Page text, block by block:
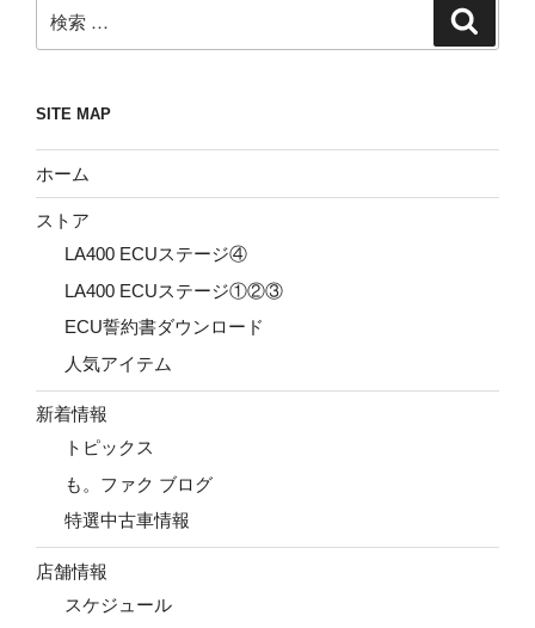
索:
SITE MAP
ホーム
ストア
LA400 ECUステージ④
LA400 ECUステージ①②③
ECU誓約書ダウンロード
人気アイテム
新着情報
トピックス
も。ファク ブログ
特選中古車情報
店舗情報
スケジュール